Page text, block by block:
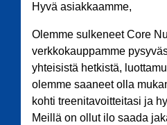
Hyvä asiakkaamme,
Olemme sulkeneet Core
verkkokauppamme
yhteisistä hetkistä,
olemme saaneet olla
kohti treenitavoitteitasi ja
Meillä on ollut ilo saada